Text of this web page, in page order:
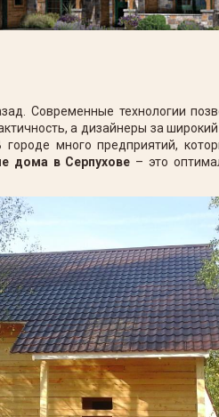
Современные технологии
а дизайнеры за
много предприятий,
дома в Серпухове – это